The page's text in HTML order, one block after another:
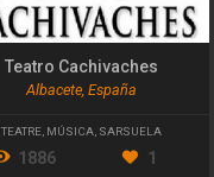
Teatro Cachivaches
Albacete, España
TEATRE, MÚSICA, SARSUELA
1886 1